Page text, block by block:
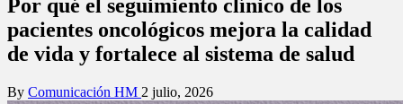
Por qué el seguimiento clínico de los
pacientes oncológicos mejora la calidad
de vida y fortalece al sistema de salud
Posted
By Comunicación HM 2 julio, 2026